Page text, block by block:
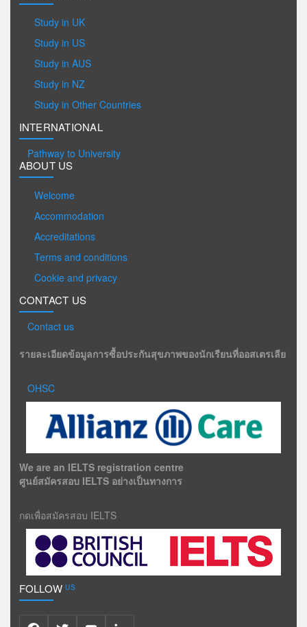
Study in UK
Study in US
Study in AUS
Study in NZ
Study in Other Countries
INTERNATIONAL
Pathway to University
ABOUT US
Welcome
Accommodation
Accreditations
Terms and conditions
Cookie and privacy
CONTACT US
Contact us
รายละเอียดข้อมูลการซื้อประกันสุขภาพของนักเรียนที่ออสเตรเลีย
OHSC
We are an IELTS registration centre
ศูนย์สมัครสอบ IELTS อย่างเป็นทางการ
กดเพื่อสมัครสอบ IELTS
FOLLOWUS